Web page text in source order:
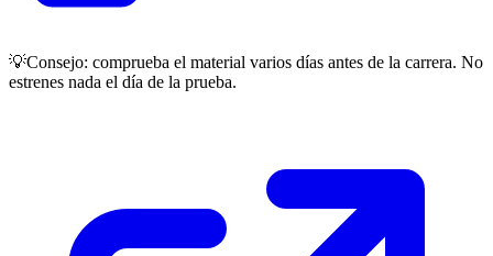
💡Consejo: comprueba el material varios días antes de la carrera. No
estrenes nada el día de la prueba.